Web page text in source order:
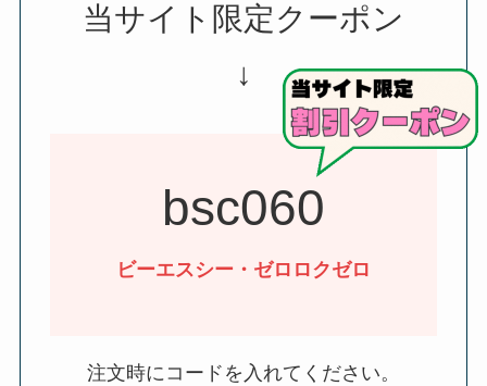
当サイト限定クーポン
↓
bsc060
ビーエスシー・ゼロロクゼロ
注文時にコードを入れてください。